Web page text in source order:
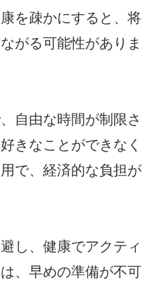
を疎かにすると、将
がる可能性がありま
自由な時間が制限さ
きなことができなく
で、経済的な負担が
し、健康でアクティ
、早めの準備が不可